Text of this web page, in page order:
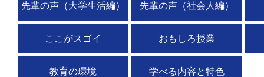
先輩の声（大学生活編） 先輩の声（社会人編）
ここがスゴイ おもしろ授業
教育の環境 学べる内容と特色